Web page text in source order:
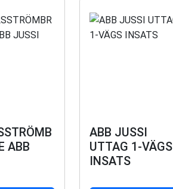
ABB
ABB JUSSI
UTTAG 1-VÄGS
INSATS